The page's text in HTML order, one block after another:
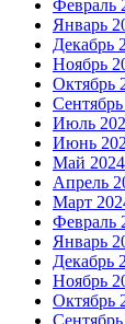
Февраль
Январь
Декабрь
Ноябрь
Октябрь
Июль
Июнь
Май 2024
Апрель
Март
Февраль
Январь
Декабрь
Ноябрь
Октябрь